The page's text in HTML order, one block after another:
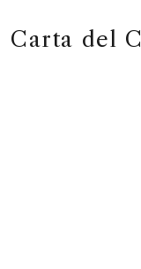
Carta del